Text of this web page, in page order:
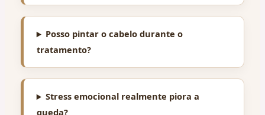
Posso pintar o cabelo durante o
tratamento?
Stress emocional realmente piora a
queda?